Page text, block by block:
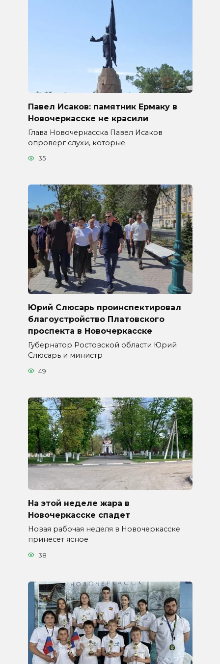
Павел Исаков: памятник Ермаку в
Новочеркасске не красили
Глава Новочеркасска Павел Исаков
опроверг слухи, которые
35
Юрий Слюсарь проинспектировал
благоустройство Платовского
проспекта в Новочеркасске
Губернатор Ростовской области Юрий
Слюсарь и министр
49
На этой неделе жара в
Новочеркасске спадет
Новая рабочая неделя в Новочеркасске
принесет ясное
38